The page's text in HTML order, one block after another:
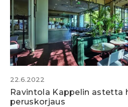
22.6.2022
Ravintola Kappelin astetta
peruskorjaus